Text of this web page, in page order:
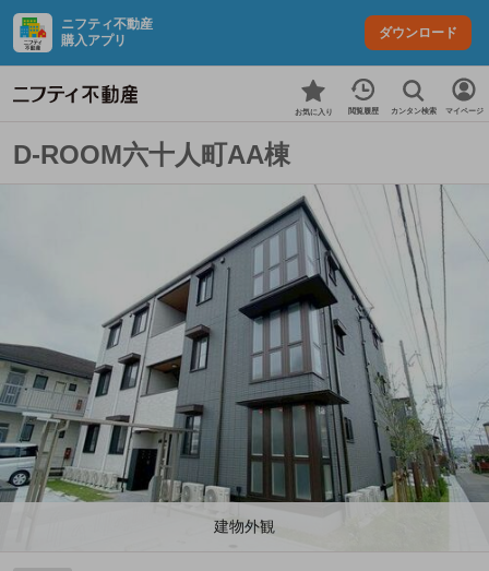
ニフティ不動産
購入アプリ
ダウンロード
お気に入り 閲覧履歴 カンタン検索 マイページ
D-ROOM六十人町AA棟
建物外観